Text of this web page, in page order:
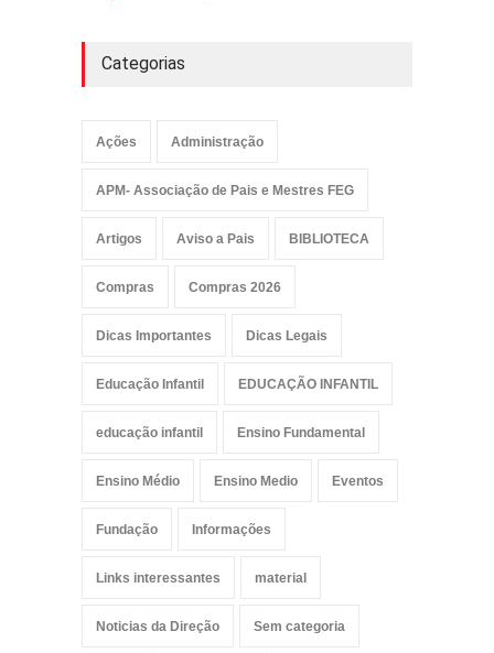
Categorias
Ações Administração
APM- Associação de Pais e Mestres FEG
Artigos Aviso a Pais BIBLIOTECA
Compras Compras 2026
Dicas Importantes Dicas Legais
Educação Infantil EDUCAÇÃO INFANTIL
educação infantil Ensino Fundamental
Ensino Médio Ensino Medio Eventos
Fundação Informações
Links interessantes material
Noticias da Direção Sem categoria